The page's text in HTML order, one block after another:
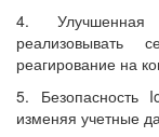
4. Улучшенная
реализовывать
реагирование на
5. Безопасность
изменяя учетные